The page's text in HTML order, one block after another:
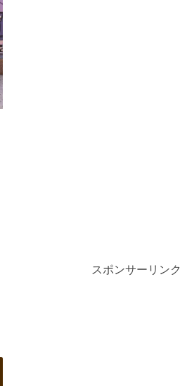
スポンサーリンク